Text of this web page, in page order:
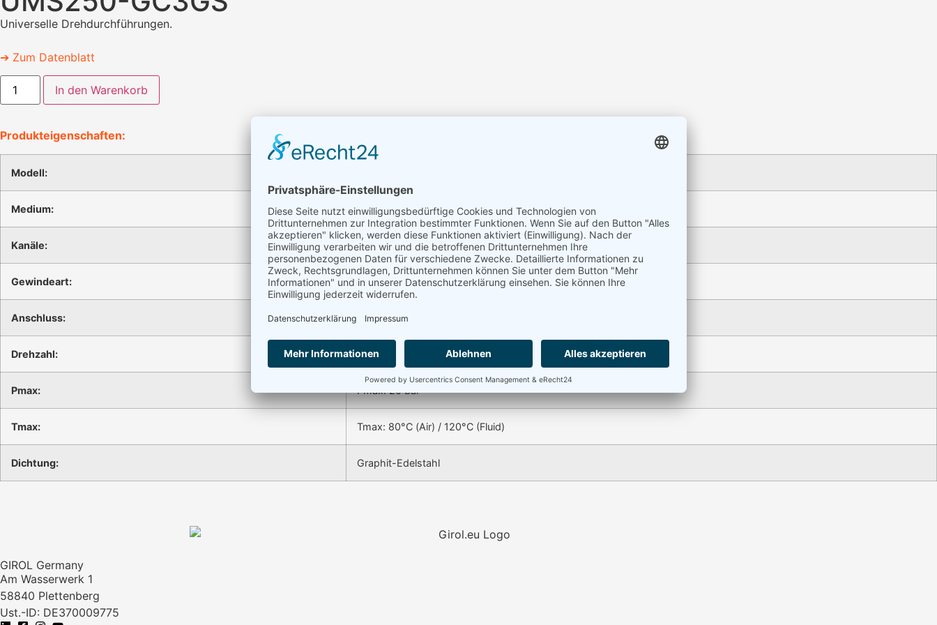
Universelle Drehdurchführungen.
➔ Zum Datenblatt
In den Warenkorb
Produkteigenschaften:
Modell:
Medium: Wasser, Öl, Dampf, Vakuum, Luft, Gas
Kanäle: 1 Kanal
Gewindeart: 2 1/2″ Linksgewinde
Anschluss: Axial / Radial
Drehzahl: 500 RPM
Pmax: Pmax: 20 bar
Tmax: Tmax: 80°C (Air) / 120°C (Fluid)
Dichtung: Graphit-Edelstahl
GIROL Germany
Am Wasserwerk 1
58840 Plettenberg
Ust.-ID: DE370009775